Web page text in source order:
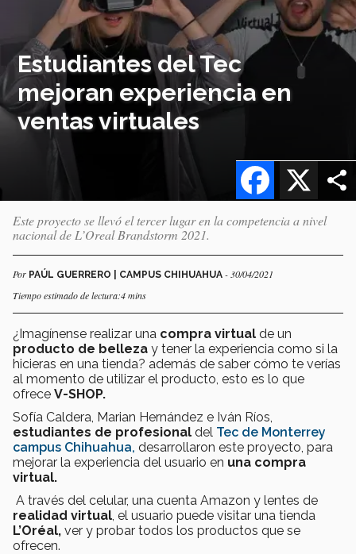
Estudiantes del Tec
mejoran experiencia en
ventas virtuales
X
Facebook
Este proyecto se llevó el tercer lugar en la competencia a nivel
nacional de L’Oreal Brandstorm 2021.
Por PAÚL GUERRERO | CAMPUS CHIHUAHUA - 30/04/2021
Tiempo estimado de lectura:4 mins
¿Imagínense realizar una compra virtual de un
producto de belleza y tener la experiencia como si la
hicieras en una tienda? además de saber cómo te verías
al momento de utilizar el producto, esto es lo que
ofrece V-SHOP.
Sofía Caldera, Marian Hernández e Iván Ríos,
estudiantes de profesional del Tec de Monterrey
campus Chihuahua, desarrollaron este proyecto, para
mejorar la experiencia del usuario en una compra
virtual.
A través del celular, una cuenta Amazon y lentes de
realidad virtual , el usuario puede visitar una tienda
L’Oréal, ver y probar todos los productos que se
ofrecen.